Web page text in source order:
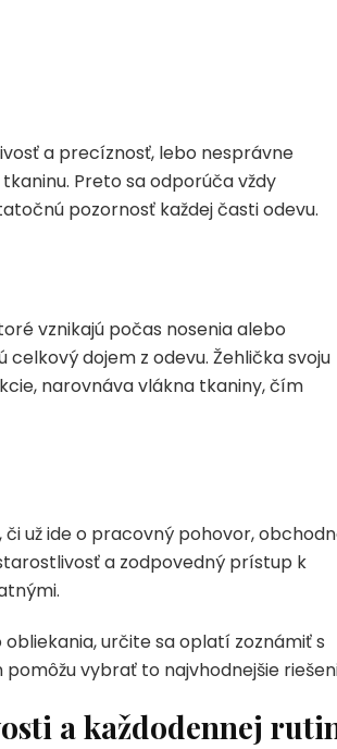
a precíznosť, lebo nesprávne
Preto sa odporúča vždy
pozornosť každej časti odevu.
vznikajú počas nosenia alebo
dojem z odevu. Žehlička svoju
narovnáva vlákna tkaniny, čím
už ide o pracovný pohovor,
a zodpovedný prístup k
určite sa oplatí zoznámiť s
pomôžu vybrať to najvhodnejšie
a každodennej